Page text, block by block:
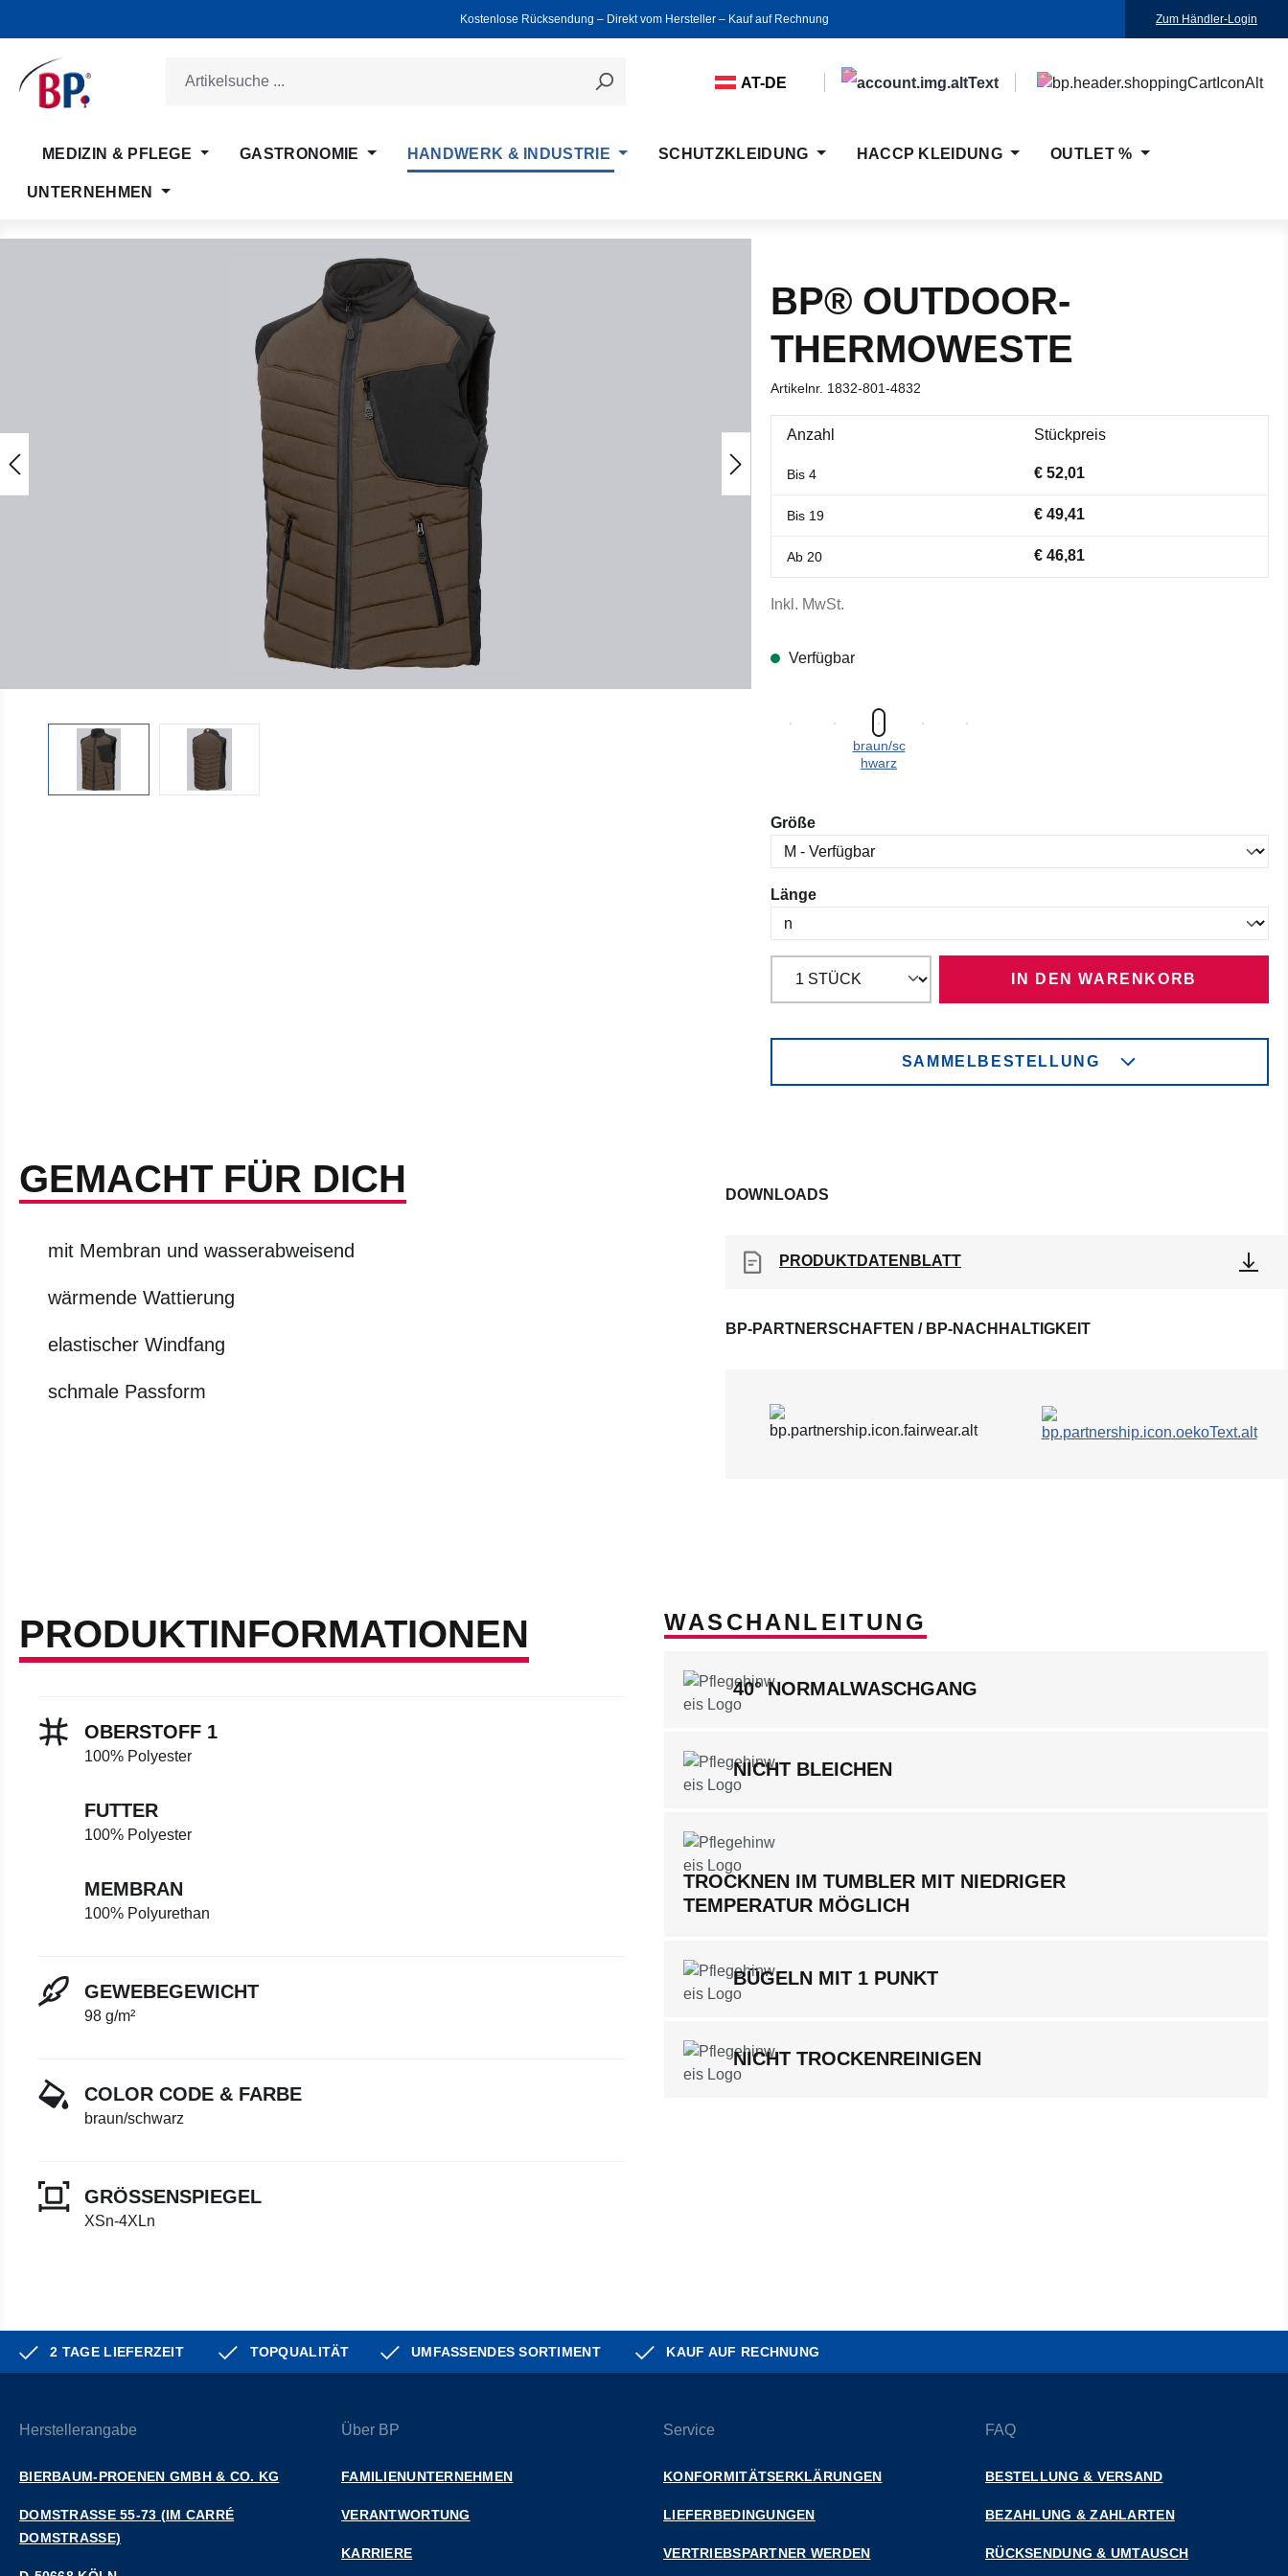
Kostenlose Rücksendung ‒ Direkt vom Hersteller ‒ Kauf auf Rechnung Zum Händler-Login
AT-DE
MEDIZIN & PFLEGE GASTRONOMIE HANDWERK & INDUSTRIE SCHUTZKLEIDUNG HACCP KLEIDUNG OUTLET %
UNTERNEHMEN
BP® OUTDOOR-
THERMOWESTE
Artikelnr. 1832-801-4832
Anzahl Stückpreis
Bis 4 € 52,01
Bis 19 € 49,41
Ab 20 € 46,81
Inkl. MwSt.
Verfügbar
braun/sc
hwarz
Größeauswählen
Längeauswählen
IN DEN WARENKORB
SAMMELBESTELLUNG
GEMACHT FÜR DICH
mit Membran und wasserabweisend
wärmende Wattierung
elastischer Windfang
schmale Passform
DOWNLOADS
PRODUKTDATENBLATT
BP-PARTNERSCHAFTEN / BP-NACHHALTIGKEIT
PRODUKTINFORMATIONEN
OBERSTOFF 1
100% Polyester
FUTTER
100% Polyester
MEMBRAN
100% Polyurethan
GEWEBEGEWICHT
98 g/m²
COLOR CODE & FARBE
braun/schwarz
GRÖSSENSPIEGEL
XSn-4XLn
WASCHANLEITUNG
40° NORMALWASCHGANG
NICHT BLEICHEN
TROCKNEN IM TUMBLER MIT NIEDRIGER
TEMPERATUR MÖGLICH
BÜGELN MIT 1 PUNKT
NICHT TROCKENREINIGEN
2 TAGE LIEFERZEIT TOPQUALITÄT UMFASSENDES SORTIMENT KAUF AUF RECHNUNG
Herstellerangabe
BIERBAUM-PROENEN GMBH & CO. KG
DOMSTRASSE 55-73 (IM CARRÉ D
OMSTRASSE)
Über BP
FAMILIENUNTERNEHMEN
VERANTWORTUNG
KARRIERE
Service
KONFORMITÄTSERKLÄRUNGEN
LIEFERBEDINGUNGEN
VERTRIEBSPARTNER WERDEN
FAQ
BESTELLUNG & VERSAND
BEZAHLUNG & ZAHLARTEN
RÜCKSENDUNG & UMTAUSCH